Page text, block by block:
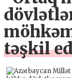
təşkil